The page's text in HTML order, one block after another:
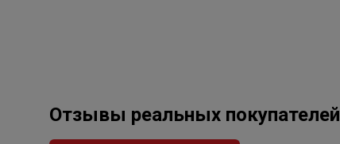
Отзывы реальных покупателей